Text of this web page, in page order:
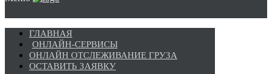
ГЛАВНАЯ
ОНЛАЙН-СЕРВИСЫ
ОНЛАЙН ОТСЛЕЖИВАНИЕ ГРУЗА
ОСТАВИТЬ ЗАЯВКУ